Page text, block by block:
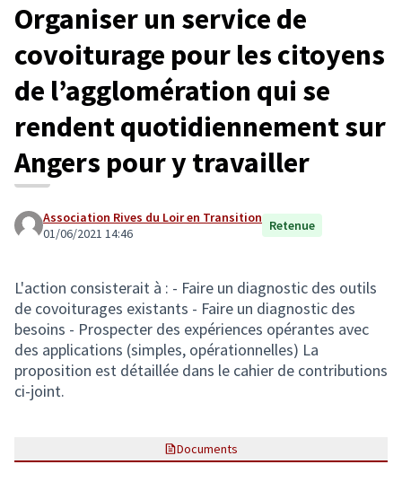
Organiser un service de
covoiturage pour les citoyens
de l’agglomération qui se
rendent quotidiennement sur
Angers pour y travailler
Association Rives du Loir en Transition
01/06/2021 14:46
Retenue
L'action consisterait à : - Faire un diagnostic des outils
de covoiturages existants - Faire un diagnostic des
besoins - Prospecter des expériences opérantes avec
des applications (simples, opérationnelles) La
proposition est détaillée dans le cahier de contributions
ci-joint.
Documents